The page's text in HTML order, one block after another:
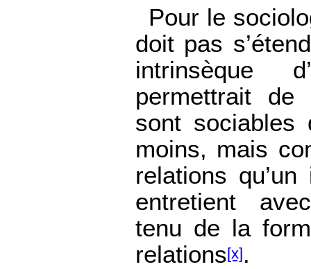
Pour le
doit pas
intrinsèque
permettrait de
sont
moins, mais
relations
entretient
tenu de la
relations[x].